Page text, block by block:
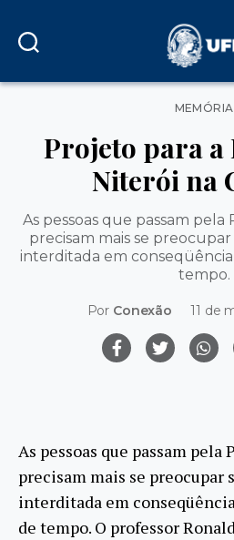
MEMÓRIA
Projeto para a
Niterói na
As pessoas que passam
precisam mais se
interditada em
tempo.
Por Conexão 11 de
As pessoas que passam
precisam mais se preocupar
interditada em
de tempo. O professor